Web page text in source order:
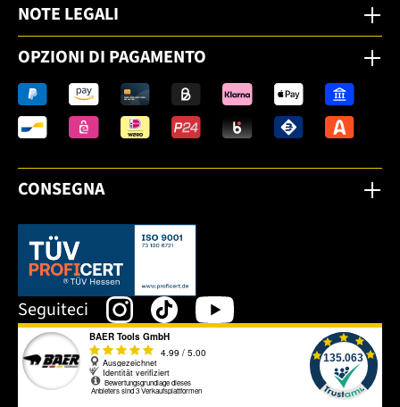
NOTE LEGALI
OPZIONI DI PAGAMENTO
CONSEGNA
Dieser Link öffnet sich in einem neuen Tab.
Seguiteci